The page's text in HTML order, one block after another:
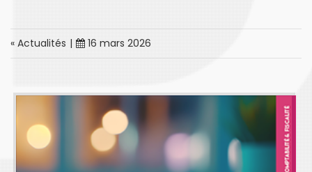
« Actualités | 16 mars 2026